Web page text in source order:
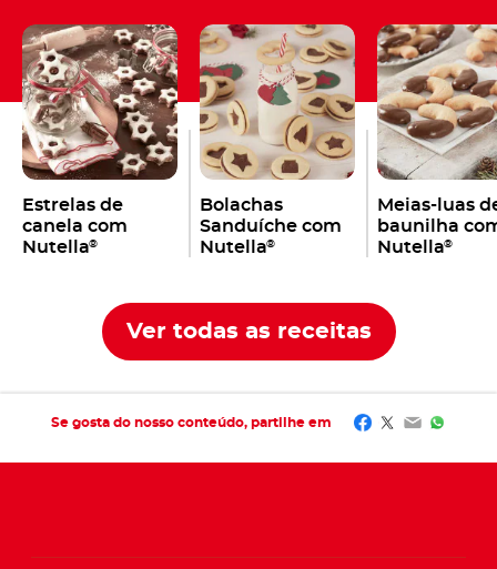
Estrelas de
canela com
Nutella®
Bolachas
Sanduíche com
Nutella®
Meias-luas
baunilha
Nutella®
Ver todas as receitas
Se gosta do nosso conteúdo, partilhe em Facebook
Twitter
Email